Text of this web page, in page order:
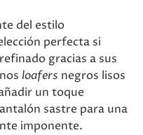
del estilo
perfecta si
gracias a sus
loafers negros lisos
un toque
sastre para una
imponente.